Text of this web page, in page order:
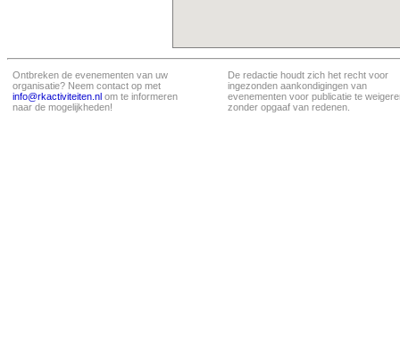
Ontbreken de evenementen van uw
organisatie? Neem contact op met
info@rkactiviteiten.nl om te informeren
naar de mogelijkheden!
De redactie houdt zich het recht voor
ingezonden aankondigingen van
evenementen voor publicatie te
zonder opgaaf van redenen.